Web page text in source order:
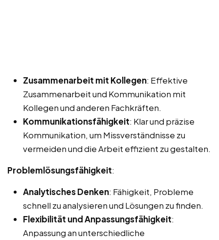
Zusammenarbeit mit Kollegen: Effektive
Zusammenarbeit und Kommunikation mit
Kollegen und anderen Fachkräften.
Kommunikationsfähigkeit: Klar und präzise
Kommunikation, um Missverständnisse zu
vermeiden und die Arbeit effizient zu gestalten.
Problemlösungsfähigkeit:
Analytisches Denken: Fähigkeit, Probleme
schnell zu analysieren und Lösungen zu finden.
Flexibilität und Anpassungsfähigkeit:
Anpassung an unterschiedliche